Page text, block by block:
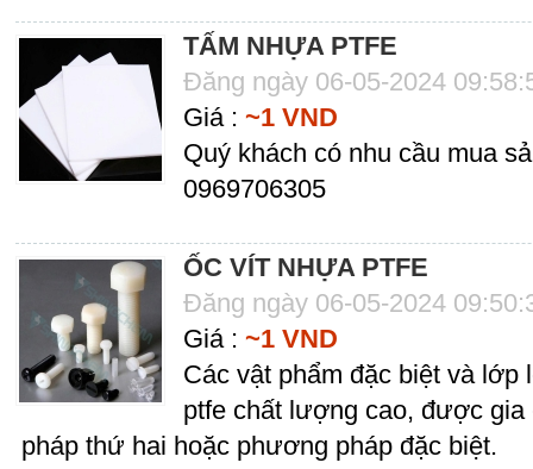
TẤM NHỰA PTFE
Đăng ngày 06-05-2024
Giá : ~1 VND
Quý khách có nhu cầu mua
0969706305
ỐC VÍT NHỰA PTFE
Đăng ngày 06-05-2024
Giá : ~1 VND
Các vật phẩm đặc biệt và
ptfe chất lượng cao, được
pháp thứ hai hoặc phương pháp đặc biệt.